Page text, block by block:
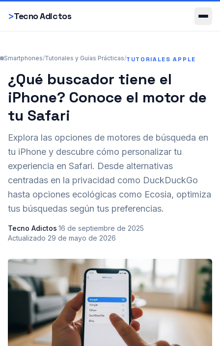
>Tecno Adictos
Smartphones
Smartphones/Tutoriales y Guías Prácticas/TUTORIALES APPLE
¿Qué buscador tiene el
iPhone? Conoce el motor de
tu Safari
Explora las opciones de motores de búsqueda en
tu iPhone y descubre cómo personalizar tu
experiencia en Safari. Desde alternativas
centradas en la privacidad como DuckDuckGo
hasta opciones ecológicas como Ecosia, optimiza
tus búsquedas según tus preferencias.
Tecno Adictos·16 de septiembre de 2025·
Actualizado 29 de mayo de 2026